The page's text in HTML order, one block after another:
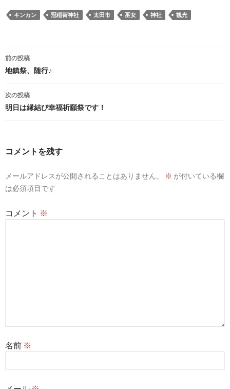
キンカン 冠稲荷神社 太田市 巫女 神社 観光
投
稿
ナ
ビ
ゲ
ョ
前の投稿
地鎮祭、随行♪
次の投稿
明日は縁結び幸福祈願祭です！
コメントを残す
メールアドレスが公開されることはありません。 ※ が付いている欄
は必須項目です
コメント ※
名前 ※